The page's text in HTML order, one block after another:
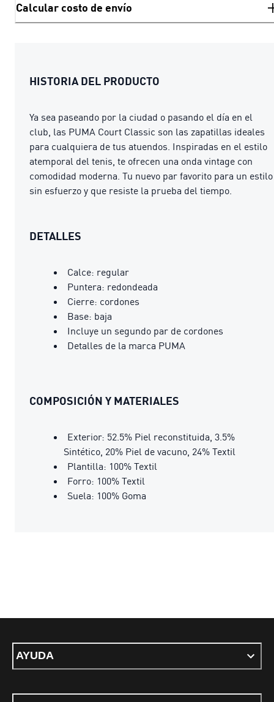
Calcular costo de envío
HISTORIA DEL PRODUCTO
Ya sea paseando por la ciudad o pasando el día en el
club, las PUMA Court Classic son las zapatillas ideales
para cualquiera de tus atuendos. Inspiradas en el estilo
atemporal del tenis, te ofrecen una onda vintage con
comodidad moderna. Tu nuevo par favorito para un estilo
sin esfuerzo y que resiste la prueba del tiempo.
DETALLES
Calce: regular
Puntera: redondeada
Cierre: cordones
Base: baja
Incluye un segundo par de cordones
Detalles de la marca PUMA
COMPOSICIÓN Y MATERIALES
Exterior: 52.5% Piel reconstituida, 3.5%
Sintético, 20% Piel de vacuno, 24% Textil
Plantilla: 100% Textil
Forro: 100% Textil
Suela: 100% Goma
AYUDA